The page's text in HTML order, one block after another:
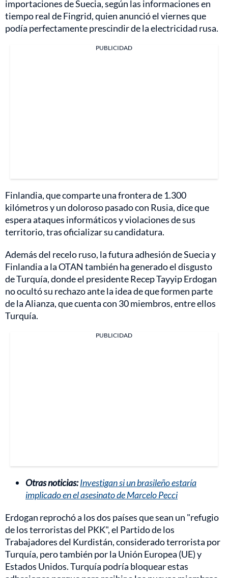
importaciones de Suecia, según las informaciones en
tiempo real de Fingrid, quien anunció el viernes que
podía perfectamente prescindir de la electricidad rusa.
PUBLICIDAD
Finlandia, que comparte una frontera de 1.300
kilómetros y un doloroso pasado con Rusia, dice que
espera ataques informáticos y violaciones de sus
territorio, tras oficializar su candidatura.
Además del recelo ruso, la futura adhesión de Suecia y
Finlandia a la OTAN también ha generado el disgusto
de Turquía, donde el presidente Recep Tayyip Erdogan
no ocultó su rechazo ante la idea de que formen parte
de la Alianza, que cuenta con 30 miembros, entre ellos
Turquía.
PUBLICIDAD
Otras noticias:Investigan si un brasileño estaría
implicado en el asesinato de Marcelo Pecci
Erdogan reprochó a los dos países que sean un "refugio
de los terroristas del PKK", el Partido de los
Trabajadores del Kurdistán, considerado terrorista por
Turquía, pero también por la Unión Europea (UE) y
Estados Unidos. Turquía podría bloquear estas